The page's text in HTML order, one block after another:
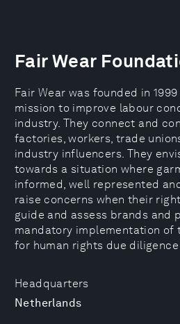
Headquarters
Netherlands
Fair Wear
Fair Wear was founded in
mission to improve labour
industry. They connect and
factories, workers, trade
industry influencers. They
towards a situation where
informed, well represented
raise concerns when their
guide and assess brands and
mandatory implementation of
for human rights due